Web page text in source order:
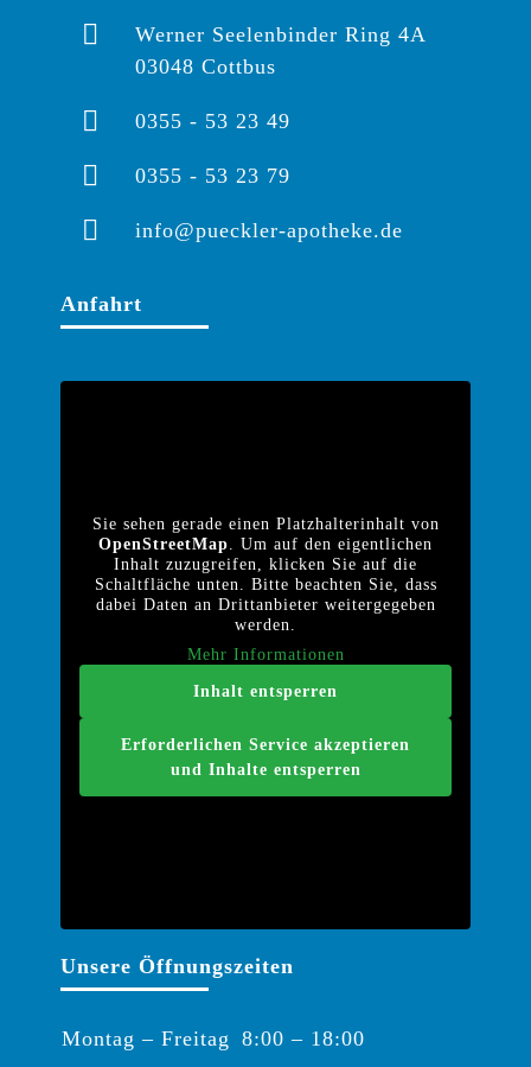
Werner Seelenbinder Ring 4A
03048 Cottbus
0355 - 53 23 49
0355 - 53 23 79
info@pueckler-apotheke.de
Anfahrt
Sie sehen gerade einen Platzhalterinhalt von
OpenStreetMap. Um auf den eigentlichen
Inhalt zuzugreifen, klicken Sie auf die
Schaltfläche unten. Bitte beachten Sie, dass
dabei Daten an Drittanbieter weitergegeben
werden.
Mehr Informationen
Inhalt entsperren
Erforderlichen Service akzeptieren
und Inhalte entsperren
Unsere Öffnungszeiten
Montag – Freitag 8:00 – 18:00